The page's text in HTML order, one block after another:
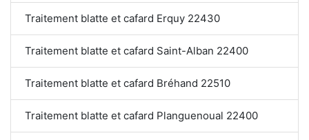
Traitement blatte et cafard Erquy 22430
Traitement blatte et cafard Saint-Alban 22400
Traitement blatte et cafard Bréhand 22510
Traitement blatte et cafard Planguenoual 22400